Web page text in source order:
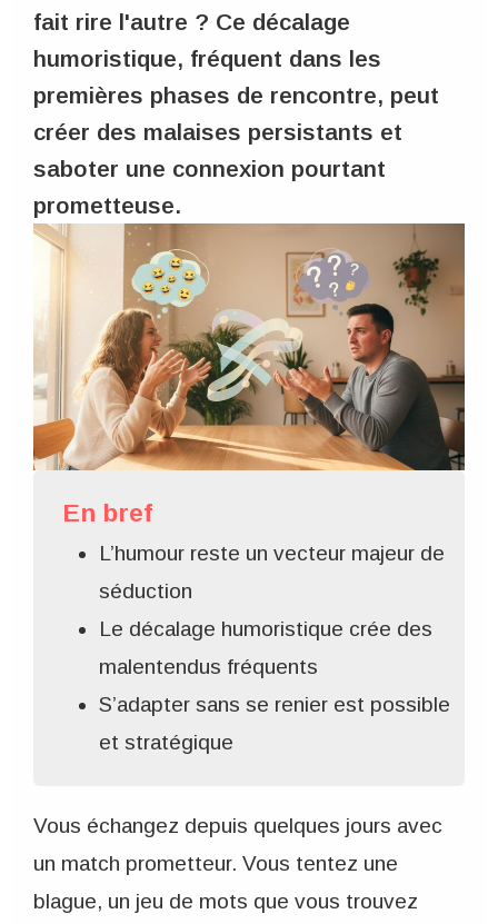
fait rire l'autre ? Ce décalage
humoristique, fréquent dans les
premières phases de rencontre, peut
créer des malaises persistants et
saboter une connexion pourtant
prometteuse.
En bref
L’humour reste un vecteur majeur de
séduction
Le décalage humoristique crée des
malentendus fréquents
S’adapter sans se renier est possible
et stratégique
Vous échangez depuis quelques jours avec
un match prometteur. Vous tentez une
blague, un jeu de mots que vous trouvez